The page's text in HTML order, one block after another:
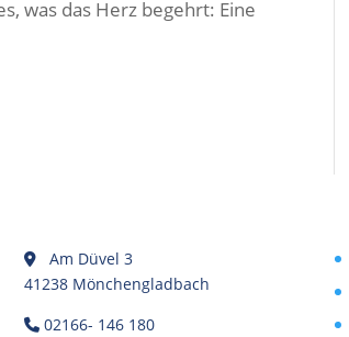
was das Herz begehrt: Eine
Am Düvel 3
41238 Mönchengladbach
02166- 146 180